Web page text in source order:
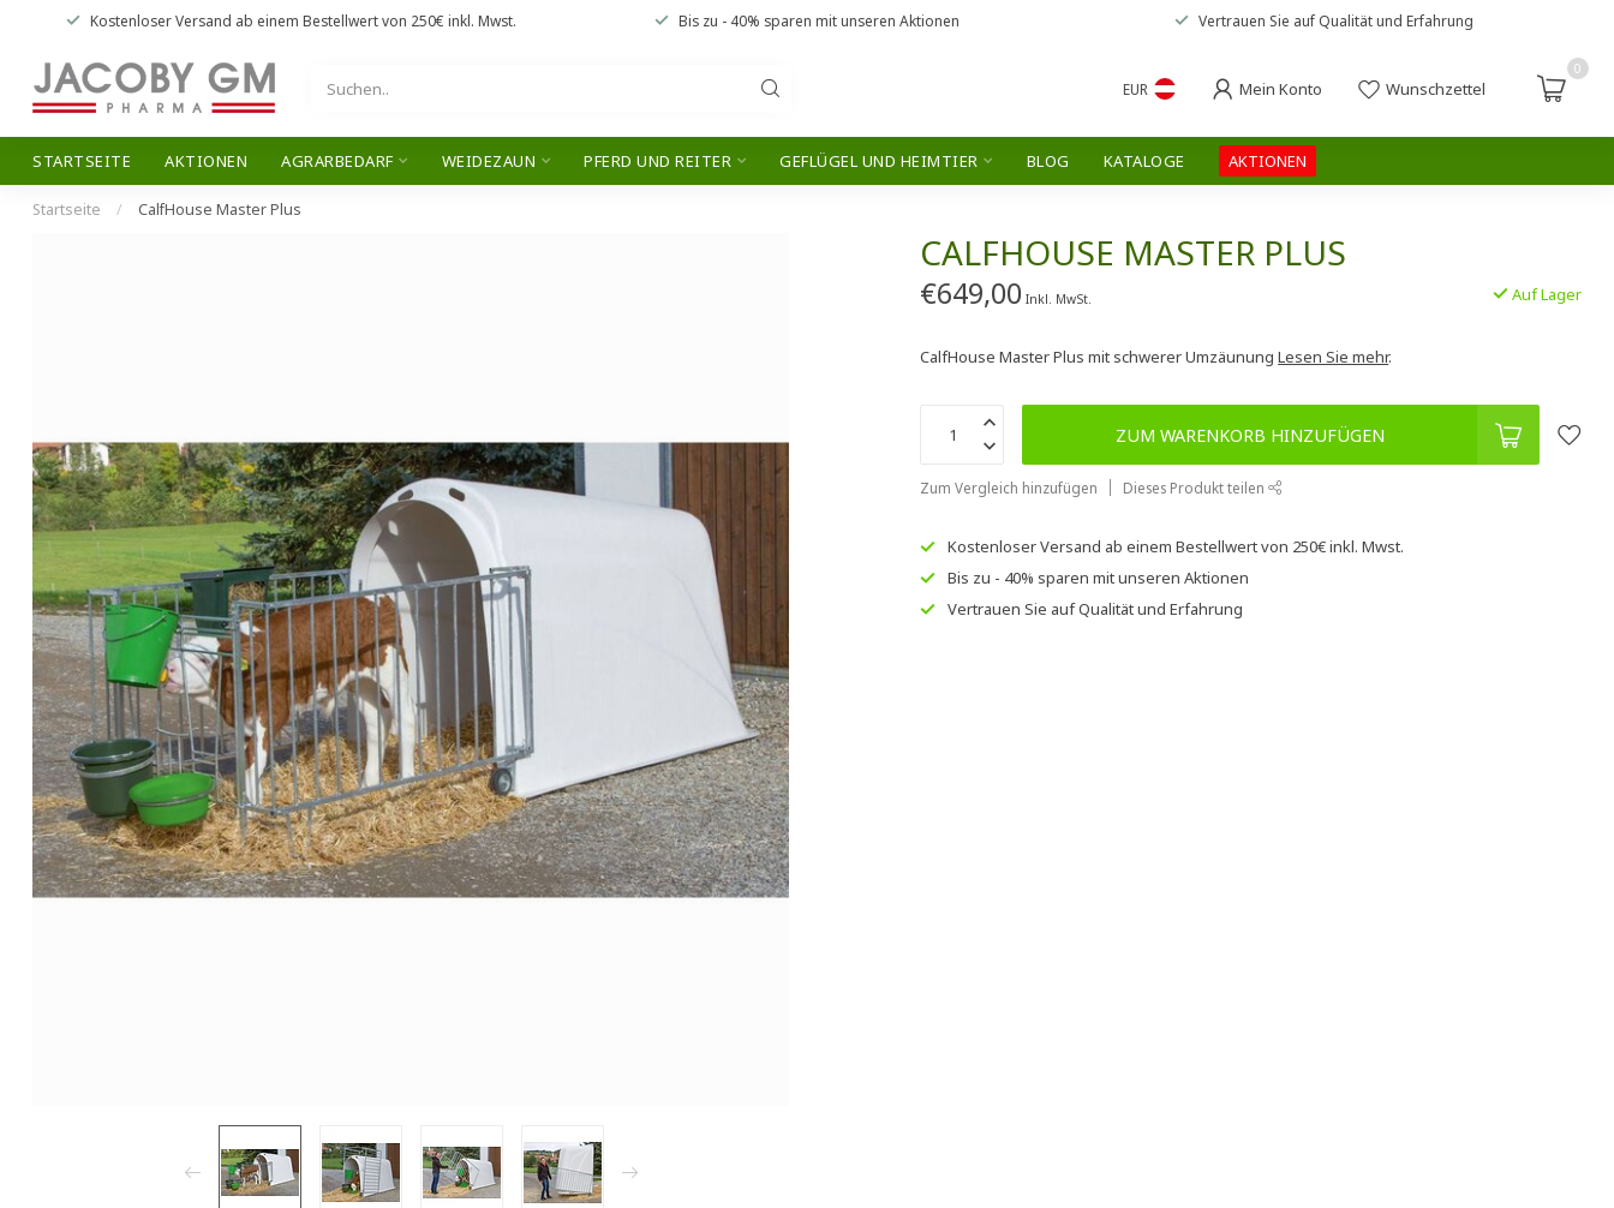
Kostenloser Versand ab einem Bestellwert von 250€ inkl. Mwst. Bis zu - 40% sparen mit unseren Aktionen Vertrauen Sie auf Qualität und Erfahrung
EUR Mein Konto Wunschzettel
0
STARTSEITE AKTIONEN AGRARBEDARF WEIDEZAUN PFERD UND REITER GEFLÜGEL UND HEIMTIER BLOG KATALOGE AKTIONEN
Startseite / CalfHouse Master Plus
CALFHOUSE MASTER PLUS
€649,00 Inkl. MwSt. Auf Lager
CalfHouse Master Plus mit schwerer UmzäunungLesen Sie mehr.
ZUM WARENKORB HINZUFÜGEN
Zum Vergleich hinzufügen Dieses Produkt teilen
Kostenloser Versand ab einem Bestellwert von 250€inkl. Mwst.
Bis zu - 40% sparen mit unserenAktionen
Vertrauen Sie aufQualität und Erfahrung